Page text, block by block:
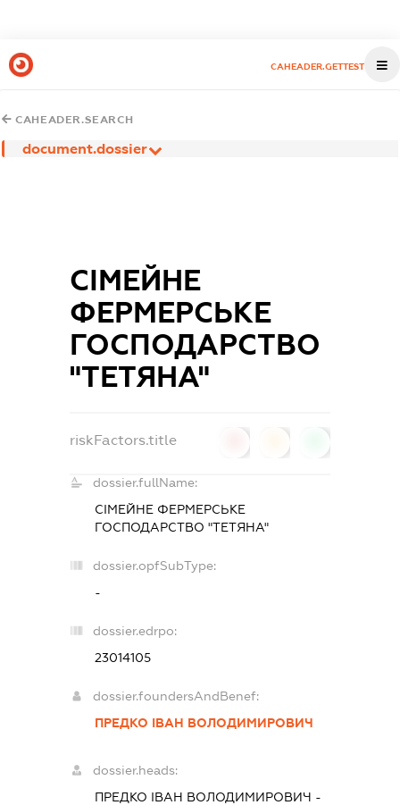
CAHEADER.GETTEST
CAHEADER.SEARCH
document.dossier
СІМЕЙНЕ
ФЕРМЕРСЬКЕ
ГОСПОДАРСТВО
"ТЕТЯНА"
riskFactors.title
dossier.fullName:
СІМЕЙНЕ ФЕРМЕРСЬКЕ
ГОСПОДАРСТВО "ТЕТЯНА"
dossier.opfSubType:
-
dossier.edrpo:
23014105
dossier.foundersAndBenef:
ПРЕДКО ІВАН ВОЛОДИМИРОВИЧ
dossier.heads:
ПРЕДКО ІВАН ВОЛОДИМИРОВИЧ -